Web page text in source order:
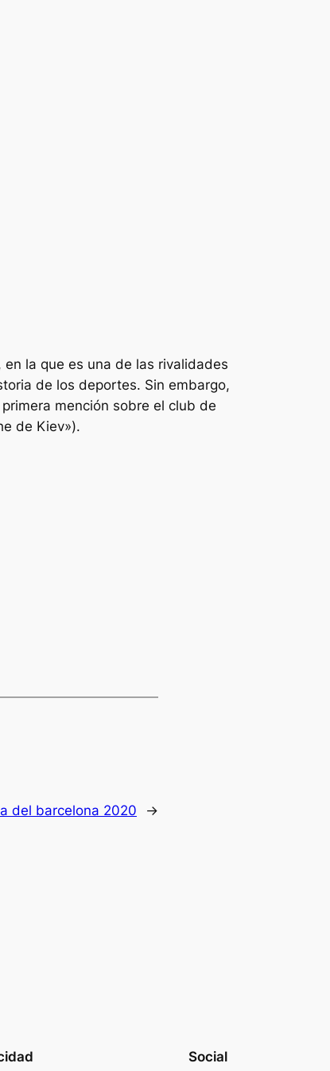
la que es una de las rivalidades
de los deportes. Sin embargo,
mención sobre el club de
de Kiev»).
del barcelona 2020 →
Social